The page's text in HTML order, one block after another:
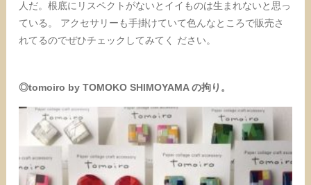
人だ。根底にリスペクトがないとイイものは生まれないと思っ
ている。 アクセサリーも手掛けていて色んなところで販売さ
れてるのでぜひチェックしてみてく ださい。
◎tomoiro by TOMOKO SHIMOYAMA の拘り。